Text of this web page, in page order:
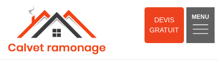
DEVIS
GRATUIT
MENU